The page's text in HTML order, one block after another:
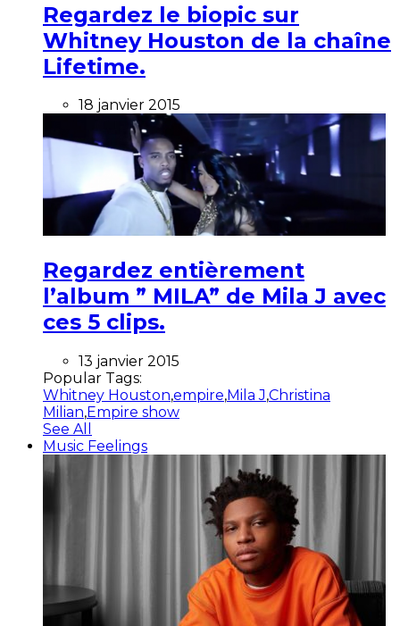
Regardez le biopic sur
Whitney Houston de la chaîne
Lifetime.
18 janvier 2015
Regardez entièrement
l’album ” MILA” de Mila J avec
ces 5 clips.
13 janvier 2015
Popular Tags:
Whitney Houston,empire,Mila J,Christina
Milian,Empire show
See All
Music Feelings